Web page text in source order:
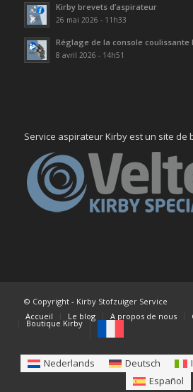
Kirby brevets d’aspirateur
26 mai 2026 - 11h33
Réglage de la console coulissante
8 avril 2026 - 14h51
Service aspirateur Kirby est un site de
© Copyright - Kirby Stofzuiger Service
Accueil
Le blog A propos de nous
Boutique Kirby
Nederlands Deutsch
Español